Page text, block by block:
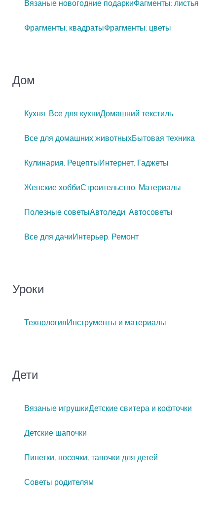
Вязаные новогодние подаркиФагменты: листья
Фрагменты: квадратыФрагменты: цветы
Дом
Кухня. Все для кухниДомашний текстиль
Все для домашних животныхБытовая техника
Кулинария. РецептыИнтернет. Гаджеты
Женские хоббиСтроительство. Материалы
Полезные советыАвтоледи. Автосоветы
Все для дачиИнтерьер. Ремонт
Уроки
ТехнологияИнструменты и материалы
Дети
Вязаные игрушкиДетские свитера и кофточки
Детские шапочки
Пинетки, носочки, тапочки для детей
Советы родителям